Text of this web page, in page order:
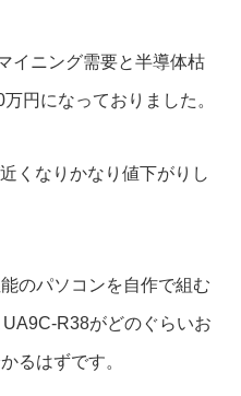
イニング需要と半導体枯
円になっておりました。
くなりかなり値下がりし
のパソコンを自作で組む
R38がどのぐらいお
るはずです。